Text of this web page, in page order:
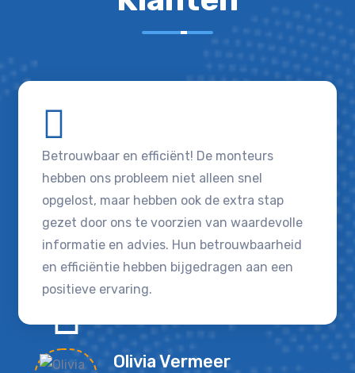
Betrouwbaar en efficiënt! De monteurs
hebben ons probleem niet alleen snel
opgelost, maar hebben ook de extra stap
gezet door ons te voorzien van waardevolle
informatie en advies. Hun betrouwbaarheid
en efficiëntie hebben bijgedragen aan een
positieve ervaring.
Olivia Vermeer